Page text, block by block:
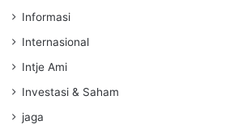
Informasi
Internasional
Intje Ami
Investasi & Saham
jaga